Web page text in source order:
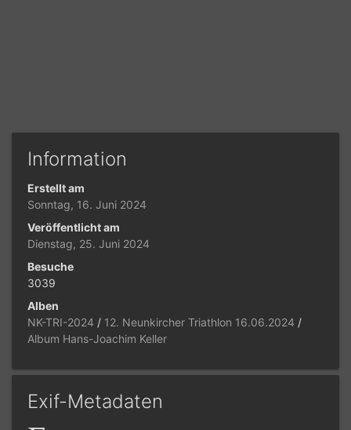
Information
Erstellt am
Sonntag, 16. Juni 2024
Veröffentlicht am
Dienstag, 25. Juni 2024
Besuche
3039
Alben
NK-TRI-2024 / 12. Neunkircher Triathlon 16.06.2024 /
Album Hans-Joachim Keller
Exif-Metadaten